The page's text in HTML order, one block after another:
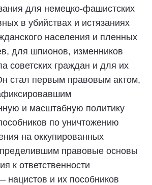
для немецко-фашистских
в убийствах и истязаниях
населения и пленных
для шпионов, изменников
советских граждан и для их
стал первым правовым актом,
и масштабную политику
по уничтожению
на оккупированных
правовые основы
к ответственности
нацистов и их пособников